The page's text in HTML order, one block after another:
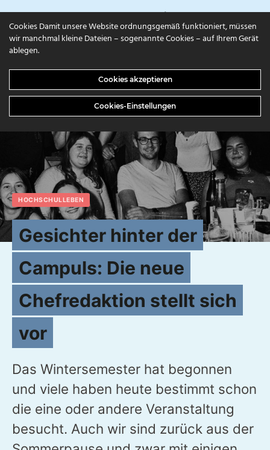
campuls.online
HOCHSCHULLEBEN
Gesichter hinter der
Campuls: Die neue
Chefredaktion stellt sich
vor
Das Wintersemester hat begonnen
und viele haben heute bestimmt schon
die eine oder andere Veranstaltung
besucht. Auch wir sind zurück aus der
Cookies Damit unsere Website ordnungsgemäß funktioniert, müssen
wir manchmal kleine Dateien – sogenannte Cookies – auf Ihrem Gerät
ablegen.
Cookies akzeptieren
Cookies-Einstellungen